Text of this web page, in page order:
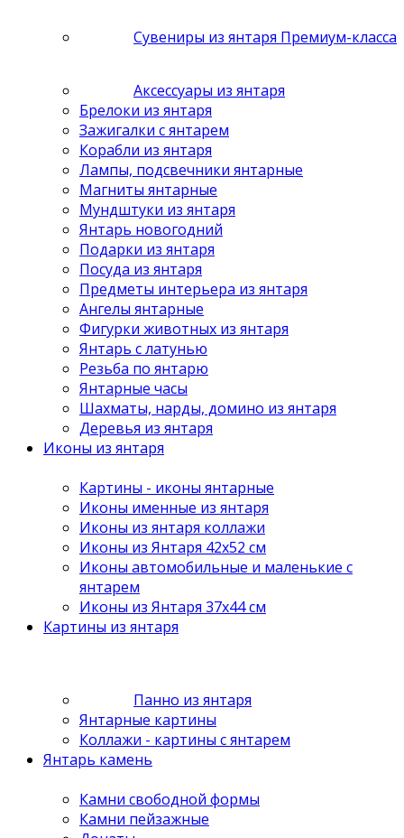
Сувениры из янтаря Премиум-класса
Аксессуары из янтаря
Брелоки из янтаря
Зажигалки с янтарем
Корабли из янтаря
Лампы, подсвечники янтарные
Магниты янтарные
Мундштуки из янтаря
Янтарь новогодний
Подарки из янтаря
Посуда из янтаря
Предметы интерьера из янтаря
Ангелы янтарные
Фигурки животных из янтаря
Янтарь с латунью
Резьба по янтарю
Янтарные часы
Шахматы, нарды, домино из янтаря
Деревья из янтаря
Иконы из янтаря
Картины - иконы янтарные
Иконы именные из янтаря
Иконы из янтаря коллажи
Иконы из Янтаря 42х52 см
Иконы автомобильные и маленькие с
янтарем
Иконы из Янтаря 37х44 см
Картины из янтаря
Панно из янтаря
Янтарные картины
Коллажи - картины с янтарем
Янтарь камень
Камни свободной формы
Камни пейзажные